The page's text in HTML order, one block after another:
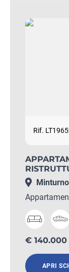
Rif.
Minturno
€ 140.000
APRI